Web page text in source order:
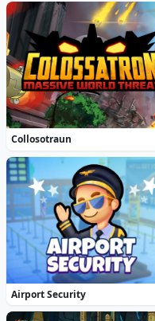
Collosotraun
Airport Security